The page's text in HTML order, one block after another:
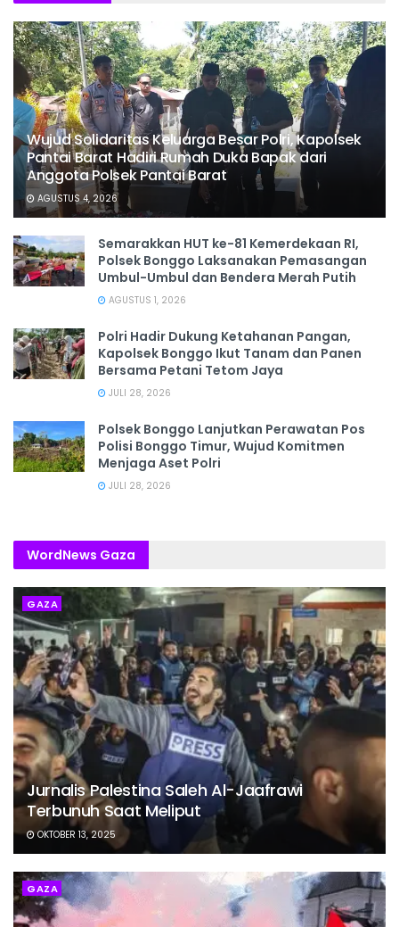
Wujud Solidaritas Keluarga Besar Polri, Kapolsek
Pantai Barat Hadiri Rumah Duka Bapak dari
Anggota Polsek Pantai Barat
AGUSTUS 4, 2026
Semarakkan HUT ke-81 Kemerdekaan RI,
Polsek Bonggo Laksanakan Pemasangan
Umbul-Umbul dan Bendera Merah Putih
AGUSTUS 1, 2026
Polri Hadir Dukung Ketahanan Pangan,
Kapolsek Bonggo Ikut Tanam dan Panen
Bersama Petani Tetom Jaya
JULI 28, 2026
Polsek Bonggo Lanjutkan Perawatan Pos
Polisi Bonggo Timur, Wujud Komitmen
Menjaga Aset Polri
JULI 28, 2026
WordNews Gaza
GAZA
Jurnalis Palestina Saleh Al-Jaafrawi
Terbunuh Saat Meliput
OKTOBER 13, 2025
GAZA